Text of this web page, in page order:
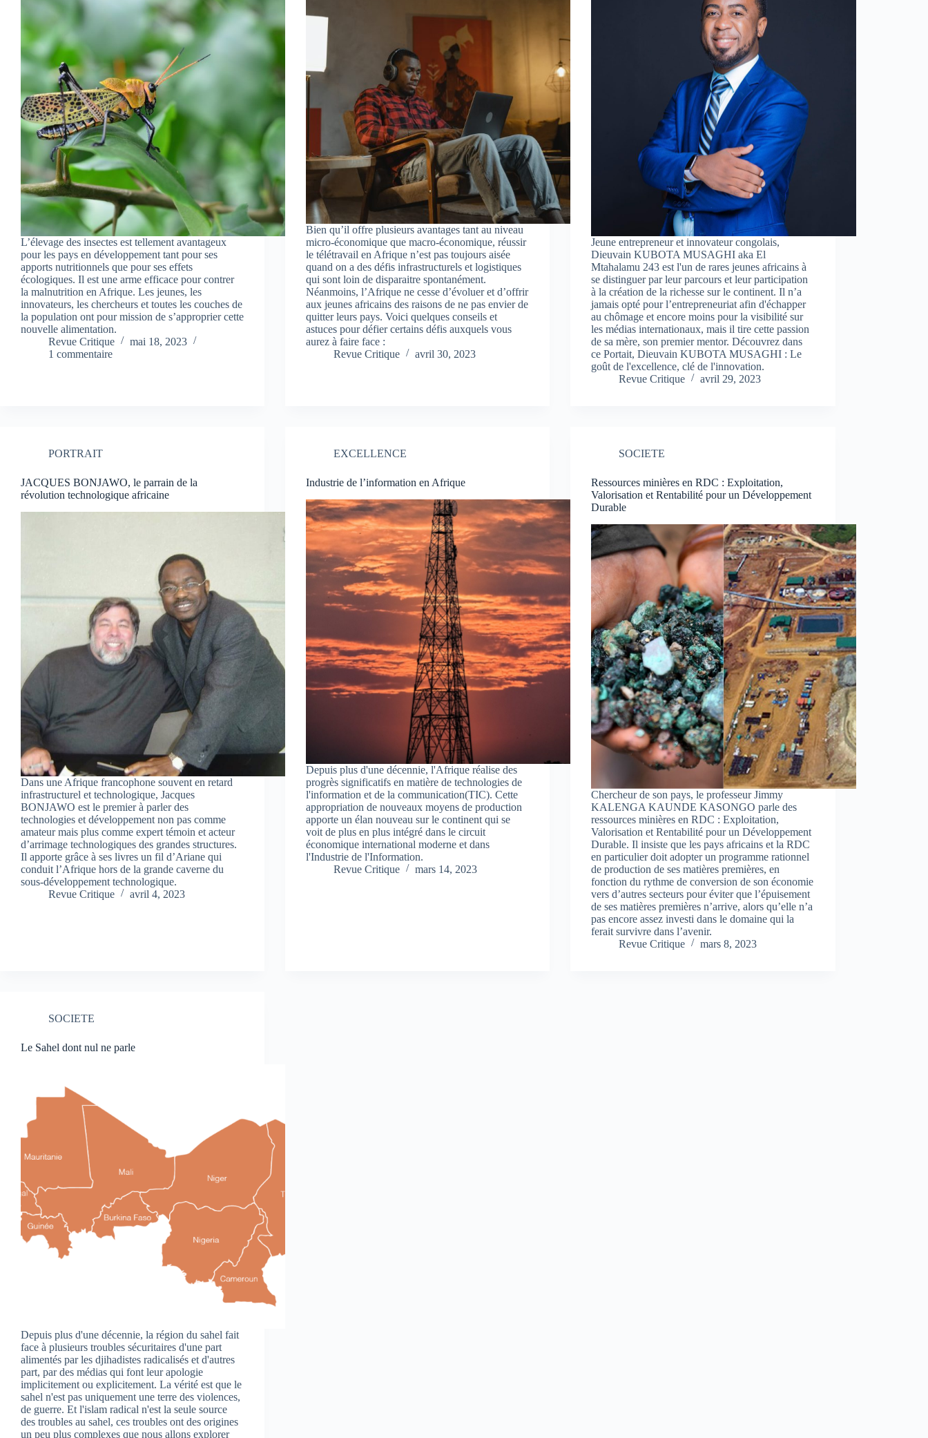
L’élevage des insectes est tellement avantageux
pour les pays en développement tant pour ses
apports nutritionnels que pour ses effets
écologiques. Il est une arme efficace pour contrer
la malnutrition en Afrique. Les jeunes, les
innovateurs, les chercheurs et toutes les couches de
la population ont pour mission de s’approprier cette
nouvelle alimentation.
Revue Critique
mai 18, 2023
1 commentaire
Bien qu’il offre plusieurs avantages tant au niveau
micro-économique que macro-économique, réussir
le télétravail en Afrique n’est pas toujours aisée
quand on a des défis infrastructurels et logistiques
qui sont loin de disparaitre spontanément.
Néanmoins, l’Afrique ne cesse d’évoluer et d’offrir
aux jeunes africains des raisons de ne pas envier de
quitter leurs pays. Voici quelques conseils et
astuces pour défier certains défis auxquels vous
aurez à faire face :
Revue Critique
avril 30, 2023
Jeune entrepreneur et innovateur congolais,
Dieuvain KUBOTA MUSAGHI aka El
Mtahalamu 243 est l'un de rares jeunes africains à
se distinguer par leur parcours et leur participation
à la création de la richesse sur le continent. Il n’a
jamais opté pour l’entrepreneuriat afin d'échapper
au chômage et encore moins pour la visibilité sur
les médias internationaux, mais il tire cette passion
de sa mère, son premier mentor. Découvrez dans
ce Portait, Dieuvain KUBOTA MUSAGHI : Le
goût de l'excellence, clé de l'innovation.
Revue Critique
avril 29, 2023
PORTRAIT
JACQUES BONJAWO, le parrain de la
révolution technologique africaine
Dans une Afrique francophone souvent en retard
infrastructurel et technologique, Jacques
BONJAWO est le premier à parler des
technologies et développement non pas comme
amateur mais plus comme expert témoin et acteur
d’arrimage technologiques des grandes structures.
Il apporte grâce à ses livres un fil d’Ariane qui
conduit l’Afrique hors de la grande caverne du
sous-développement technologique.
Revue Critique
avril 4, 2023
EXCELLENCE
Industrie de l’information en Afrique
Depuis plus d'une décennie, l'Afrique réalise des
progrès significatifs en matière de technologies de
l'information et de la communication(TIC). Cette
appropriation de nouveaux moyens de production
apporte un élan nouveau sur le continent qui se
voit de plus en plus intégré dans le circuit
économique international moderne et dans
l'Industrie de l'Information.
Revue Critique
mars 14, 2023
SOCIETE
Ressources minières en RDC : Exploitation,
Valorisation et Rentabilité pour un Développement
Durable
Chercheur de son pays, le professeur Jimmy
KALENGA KAUNDE KASONGO parle des
ressources minières en RDC : Exploitation,
Valorisation et Rentabilité pour un Développement
Durable. Il insiste que les pays africains et la RDC
en particulier doit adopter un programme rationnel
de production de ses matières premières, en
fonction du rythme de conversion de son économie
vers d’autres secteurs pour éviter que l’épuisement
de ses matières premières n’arrive, alors qu’elle n’a
pas encore assez investi dans le domaine qui la
ferait survivre dans l’avenir.
Revue Critique
mars 8, 2023
SOCIETE
Le Sahel dont nul ne parle
Depuis plus d'une décennie, la région du sahel fait
face à plusieurs troubles sécuritaires d'une part
alimentés par les djihadistes radicalisés et d'autres
part, par des médias qui font leur apologie
implicitement ou explicitement. La vérité est que le
sahel n'est pas uniquement une terre des violences,
de guerre. Et l'islam radical n'est la seule source
des troubles au sahel, ces troubles ont des origines
un peu plus complexes que nous allons explorer